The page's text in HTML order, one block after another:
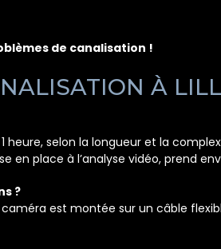
de canalisation !
À
selon la longueur et la
place à l’analyse vidéo, prend
?
est montée sur un câble